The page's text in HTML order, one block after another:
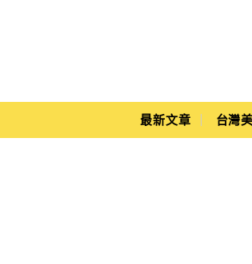
Yuki's Life
Main Menu
最新文章 台灣